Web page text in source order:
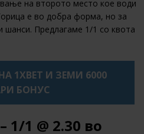
на второто место кое води
е во добра форма, но за
Предлагаме 1/1 со квота
1XBET И ЗЕМИ 6000
БОНУС
1/1 @ 2.30 во